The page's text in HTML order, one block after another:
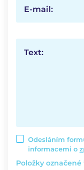
E-mail:
Text:
Odesláním
informacemi o
Položky